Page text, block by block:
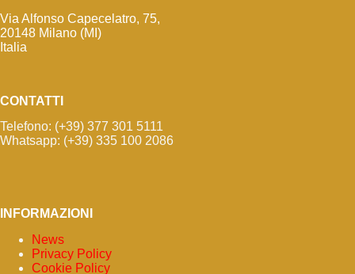
Via Alfonso Capecelatro, 75,
20148 Milano (MI)
Italia
CONTATTI
Telefono: (+39) 377 301 5111
Whatsapp: (+39) 335 100 2086
INFORMAZIONI
News
Privacy Policy
Cookie Policy